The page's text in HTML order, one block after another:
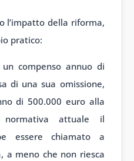
l’impatto della riforma,
pratico:
compenso annuo di
di una sua omissione,
di 500.000 euro alla
normativa attuale il
essere chiamato a
a meno che non riesca